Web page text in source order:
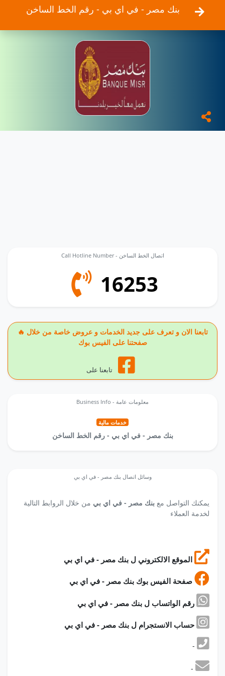
بنك مصر - في اي بي - رقم الخط الساخن
Call Hotline Number - اتصال الخط الساخن
16253
🔥 تابعنا الان و تعرف على جديد الخدمات و عروض خاصة من خلال
صفحتنا على الفيس بوك
تابعنا على
Business Info - معلومات عامة
خدمات مالية
بنك مصر - في اي بي - رقم الخط الساخن
وسائل اتصال بنك مصر - في اي بي
يمكنك التواصل مع بنك مصر - في اي بي من خلال الروابط التالية
لخدمة العملاء
-
-